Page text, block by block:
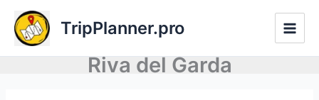
Przejdź
treści
TripPlanner.pro
Riva del Garda
Szukaj: